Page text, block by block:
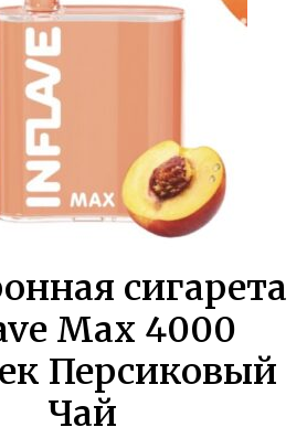
сигарета
Max 4000
Персиковый
Чай